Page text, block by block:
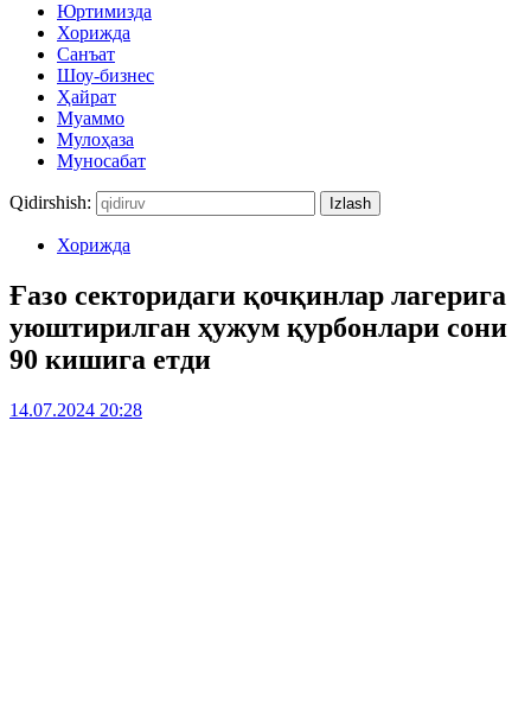
Юртимизда
Хорижда
Санъат
Шоу-бизнес
Ҳайрат
Муаммо
Мулоҳаза
Муносабат
Qidirshish:
Хорижда
Ғазо секторидаги қочқинлар лагерига
уюштирилган ҳужум қурбонлари сони
90 кишига етди
14.07.2024 20:28